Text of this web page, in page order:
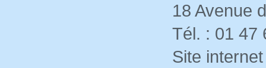
18 Avenue
Tél. : 01 47
Site